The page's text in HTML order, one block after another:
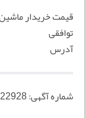
قیمت خریدار
توافقی
آدرس
شماره آگهی:22928